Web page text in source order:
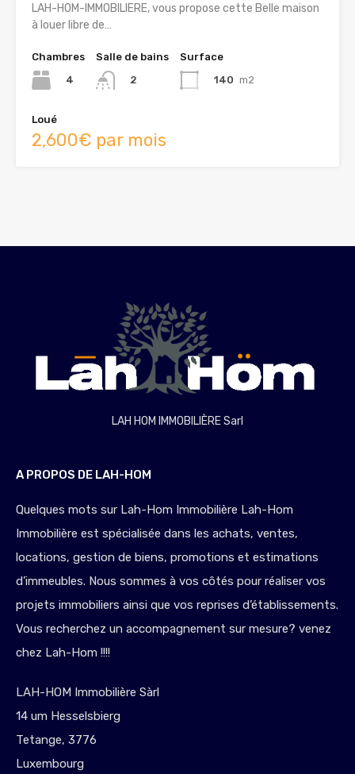
LAH-HOM-IMMOBILIERE, vous propose cette Belle maison
à louer libre de…
Chambres
4
Salle de bains
2
Surface
140 m2
Loué
2,600€ par mois
LAH HOM IMMOBILIÈRE Sarl
A PROPOS DE LAH-HOM
Quelques mots sur Lah-Hom Immobilière Lah-Hom
Immobilière est spécialisée dans les achats, ventes,
locations, gestion de biens, promotions et estimations
d’immeubles. Nous sommes à vos côtés pour réaliser vos
projets immobiliers ainsi que vos reprises d’établissements.
Vous recherchez un accompagnement sur mesure? venez
chez Lah-Hom !!!!
LAH-HOM Immobilière Sàrl
14 um Hesselsbierg
Tetange, 3776
Luxembourg